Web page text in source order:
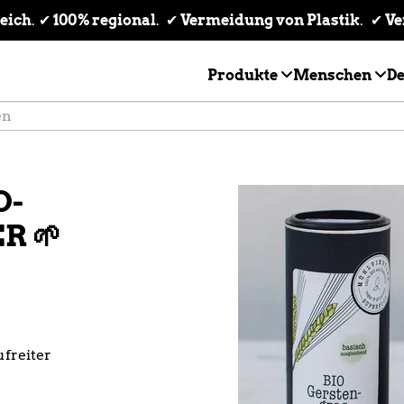
. ✔ 100% regional. ✔ Vermeidung von Plastik. ✔
Produkte Menschen
🌱